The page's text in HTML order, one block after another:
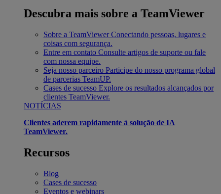
Descubra mais sobre a TeamViewer
Sobre a TeamViewer Conectando pessoas, lugares e
coisas com segurança.
Entre em contato Consulte artigos de suporte ou fale
com nossa equipe.
Seja nosso parceiro Participe do nosso programa global
de parcerias TeamUP.
Cases de sucesso Explore os resultados alcançados por
clientes TeamViewer.
NOTÍCIAS
Clientes aderem rapidamente à solução de IA
TeamViewer.
Recursos
Blog
Cases de sucesso
Eventos e webinars